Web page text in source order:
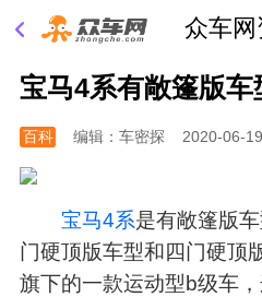
众车网
宝马4系有敞篷版车
百科 编辑：车密探 2020-06-
宝马4系是有敞篷版车
门硬顶版车型和四门硬顶
旗下的一款运动型b级车